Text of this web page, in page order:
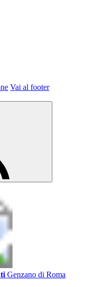
Vai al footer
Genzano di Roma